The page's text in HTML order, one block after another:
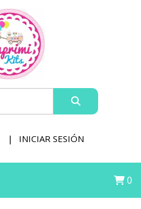
INICIAR SESIÓN
0